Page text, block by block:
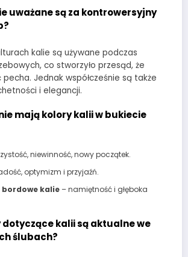
uważane są za kontrowersyjny
kalie są używane podczas
co stworzyło przesąd, że
Jednak współcześnie są także
i elegancji.
mają kolory kalii w bukiecie
niewinność, nowy początek.
optymizm i przyjaźń.
bordowe kalie– namiętność i głęboka
dotyczące kalii są aktualne we
ślubach?